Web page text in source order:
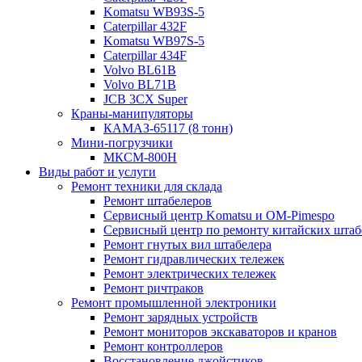
Komatsu WB93S-5
Caterpillar 432F
Komatsu WB97S-5
Caterpillar 434F
Volvo BL61B
Volvo BL71B
JCB 3CX Super
Краны-манипуляторы
КАМАЗ-65117 (8 тонн)
Мини-погрузчики
МКСМ-800H
Виды работ и услуги
Ремонт техники для склада
Ремонт штабелеров
Сервисный центр Komatsu и OM-Pimespo
Сервисный центр по ремонту китайских
Ремонт гнутых вил штабелера
Ремонт гидравлических тележек
Ремонт электрических тележек
Ремонт ричтраков
Ремонт промышленной электроники
Ремонт зарядных устройств
Ремонт мониторов экскаваторов и кранов
Ремонт контроллеров